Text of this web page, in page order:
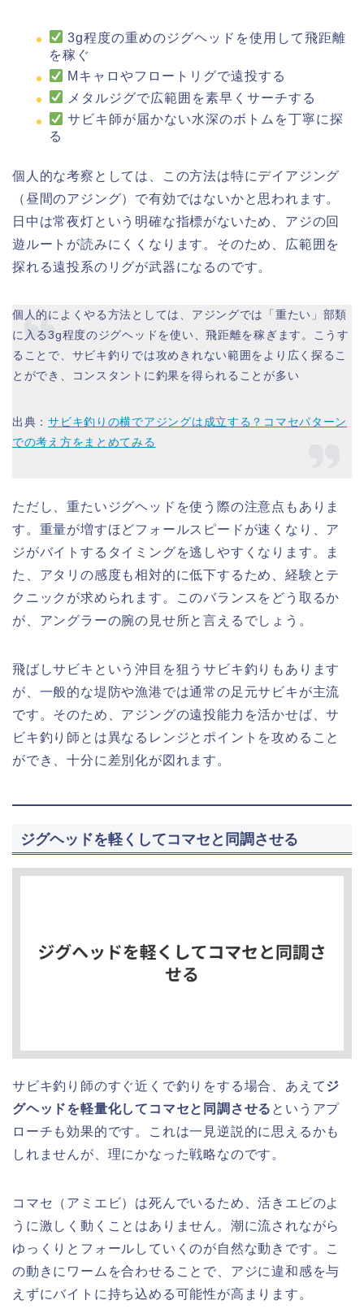
3g程度の重めのジグヘッドを使用して飛距離
を稼ぐ
Mキャロやフロートリグで遠投する
メタルジグで広範囲を素早くサーチする
サビキ師が届かない水深のボトムを丁寧に探
る
個人的な考察としては、この方法は特にデイアジング
（昼間のアジング）で有効ではないかと思われます。
日中は常夜灯という明確な指標がないため、アジの回
遊ルートが読みにくくなります。そのため、広範囲を
探れる遠投系のリグが武器になるのです。
個人的によくやる方法としては、アジングでは「重たい」部類
に入る3g程度のジグヘッドを使い、飛距離を稼ぎます。こうす
ることで、サビキ釣りでは攻めきれない範囲をより広く探るこ
とができ、コンスタントに釣果を得られることが多い
出典：サビキ釣りの横でアジングは成立する？コマセパターン
での考え方をまとめてみる
ただし、重たいジグヘッドを使う際の注意点もありま
す。重量が増すほどフォールスピードが速くなり、ア
ジがバイトするタイミングを逃しやすくなります。ま
た、アタリの感度も相対的に低下するため、経験とテ
クニックが求められます。このバランスをどう取るか
が、アングラーの腕の見せ所と言えるでしょう。
飛ばしサビキという沖目を狙うサビキ釣りもあります
が、一般的な堤防や漁港では通常の足元サビキが主流
です。そのため、アジングの遠投能力を活かせば、サ
ビキ釣り師とは異なるレンジとポイントを攻めること
ができ、十分に差別化が図れます。
ジグヘッドを軽くしてコマセと同調させる
サビキ釣り師のすぐ近くで釣りをする場合、あえてジ
グヘッドを軽量化してコマセと同調させる というアプ
ローチも効果的です。これは一見逆説的に思えるかも
しれませんが、理にかなった戦略なのです。
コマセ（アミエビ）は死んでいるため、活きエビのよ
うに激しく動くことはありません。潮に流されながら
ゆっくりとフォールしていくのが自然な動きです。こ
の動きにワームを合わせることで、アジに違和感を与
えずにバイトに持ち込める可能性が高まります。